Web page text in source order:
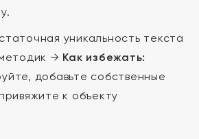
уникальность текста
→ Как избежать:
добавьте собственные
к объекту